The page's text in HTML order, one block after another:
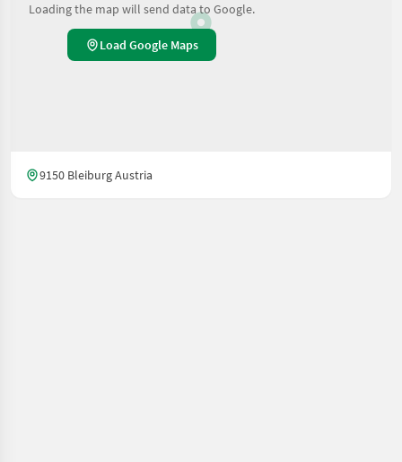
Loading the map will send data to Google.
Load Google Maps
9150 Bleiburg Austria